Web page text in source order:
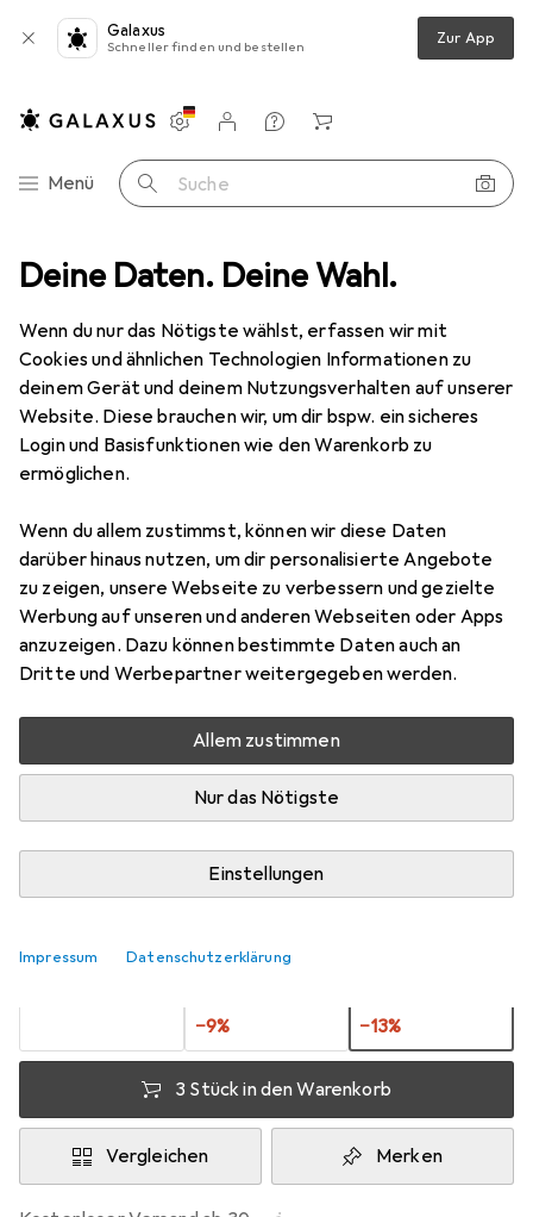
Deine Daten. Deine Wahl.
Wenn du nur das Nötigste wählst, erfassen wir mit
Cookies und ähnlichen Technologien Informationen zu
deinem Gerät und deinem Nutzungsverhalten auf unserer
Website. Diese brauchen wir, um dir bspw. ein sicheres
Login und Basisfunktionen wie den Warenkorb zu
ermöglichen.
Wenn du allem zustimmst, können wir diese Daten
darüber hinaus nutzen, um dir personalisierte Angebote
zu zeigen, unsere Webseite zu verbessern und gezielte
Werbung auf unseren und anderen Webseiten oder Apps
anzuzeigen. Dazu können bestimmte Daten auch an
Dritte und Werbepartner weitergegeben werden.
Allem zustimmen
Nur das Nötigste
Einstellungen
Impressum Datenschutzerklärung
Galaxus
Schneller finden und bestellen Zur App
Navigation nach Kategorien
Menü Suche
Einstellungen
Kundenkonto
Vergleichslisten
Merklisten
Warenkorb
Bastelmaterial hobbytime Deko-Effekt-Flitter perlm.14ml
2 Bilder
MENGENRABATT
hobbytime Deko-Effekt-Flitter
perlm.14ml
Preis in EUR inkl. MwSt.
EUR
6,84
Bewertungen Marke
Zwischen Mi, 12.8. und Mi, 19.8. geliefert
Nur 3 Stück an Lager beim Lieferanten
Benachrichtigen, wenn schneller verfügbar
−9% −13%
3 Stück in den Warenkorb
Vergleichen Merken